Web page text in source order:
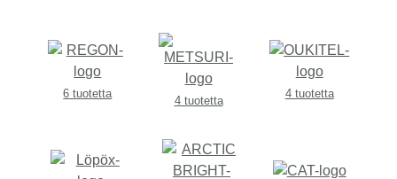
6 tuotetta
4 tuotetta
4 tuotetta